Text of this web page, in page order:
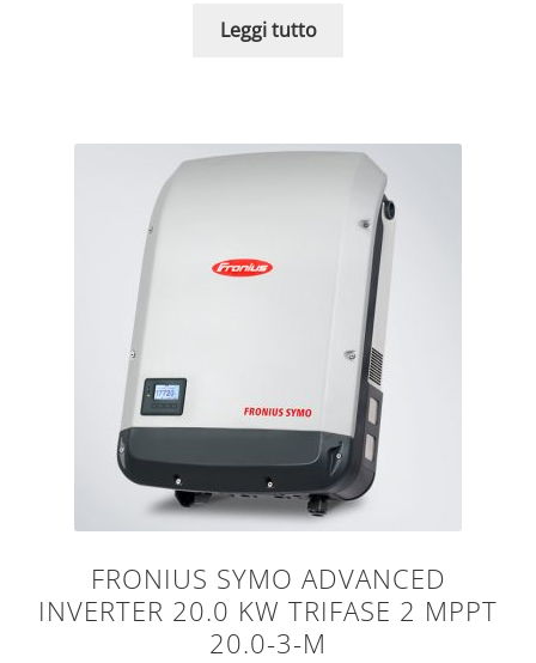
Leggi tutto
FRONIUS SYMO ADVANCED
INVERTER 20.0 KW TRIFASE 2 MPPT
20.0-3-M